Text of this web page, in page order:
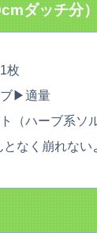
ダッチ分
枚
ブ▶︎適量
ト（ハーブ系
となく崩れな